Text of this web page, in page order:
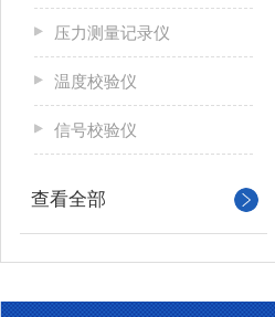
压力测量记录仪
温度校验仪
信号校验仪
查看全部